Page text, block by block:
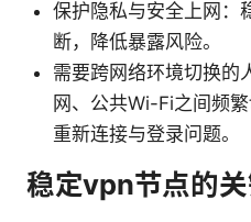
保护隐私与安全上网：
断，降低暴露风险。
需要跨网络环境切换的
网、公共Wi-Fi之间频
重新连接与登录问题。
稳定vpn节点的